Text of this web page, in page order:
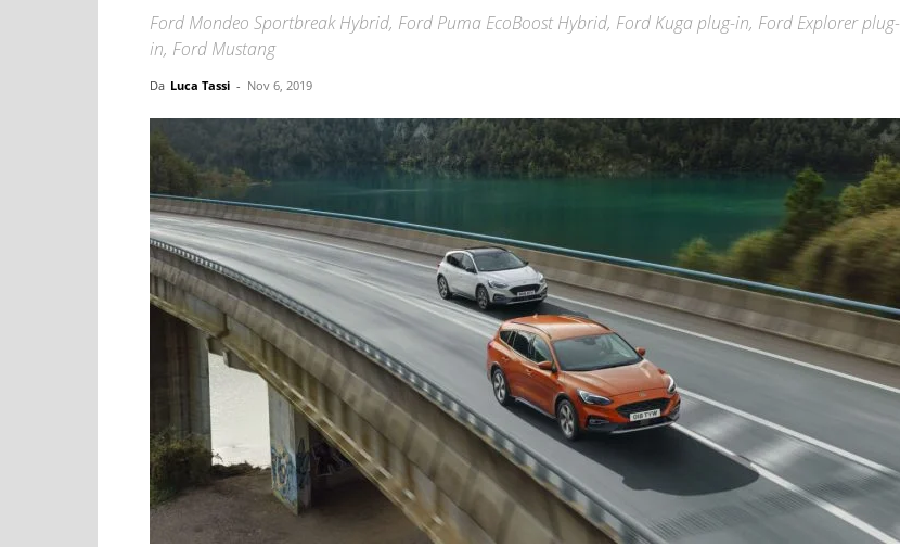
Ford Mondeo Sportbreak Hybrid, Ford Puma EcoBoost Hybrid, Ford Kuga plug-in, Ford Explorer plug-
in, Ford Mustang
Da Luca Tassi - Nov 6, 2019